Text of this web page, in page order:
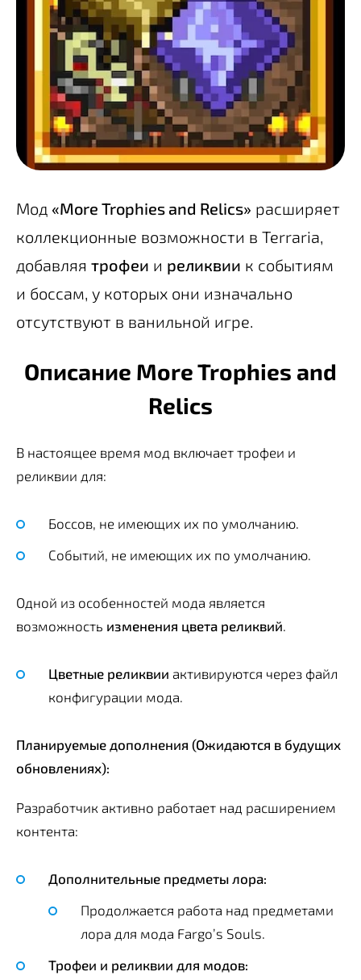
Мод «More Trophies and Relics» расширяет
коллекционные возможности в Terraria,
добавляя трофеи и реликвии к событиям
и боссам, у которых они изначально
отсутствуют в ванильной игре.
Описание More Trophies and
Relics
В настоящее время мод включает трофеи и
реликвии для:
Боссов, не имеющих их по умолчанию.
Событий, не имеющих их по умолчанию.
Одной из особенностей мода является
возможность изменения цвета реликвий
Цветные реликвии активируются через файл
конфигурации мода.
Планируемые дополнения (Ожидаются в будущих
обновлениях):
Разработчик активно работает над расширением
контента:
Дополнительные предметы лора:
Продолжается работа над предметами
лора для мода Fargo’s Souls.
Трофеи и реликвии для модов: